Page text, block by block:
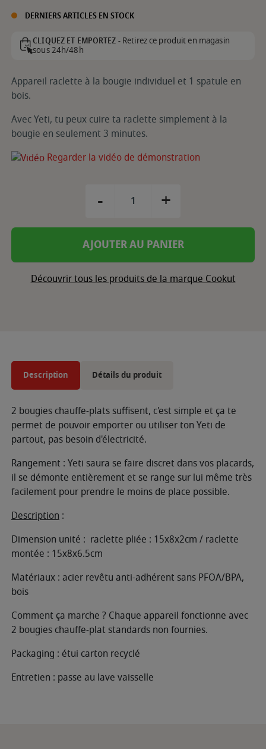
DERNIERS ARTICLES EN STOCK
CLIQUEZ ET EMPORTEZ -Retirez ce produit en magasin
sous 24h/48h
Appareil raclette à la bougie individuel et 1 spatule en
bois.
Avec Yeti, tu peux cuire ta raclette simplement à la
bougie en seulement 3 minutes.
Regarder la vidéo de démonstration
- +
AJOUTER AU PANIER
Découvrir tous les produits de la marque Cookut
Description Détails du produit
2 bougies chauffe-plats suffisent, c'est simple et ça te
permet de pouvoir emporter ou utiliser ton Yeti de
partout, pas besoin d'électricité.
Rangement : Yeti saura se faire discret dans vos placards,
il se démonte entièrement et se range sur lui même très
facilement pour prendre le moins de place possible.
Description :
Dimension unité : raclette pliée : 15x8x2cm / raclette
montée : 15x8x6.5cm
Matériaux : acier revêtu anti-adhérent sans PFOA/BPA,
bois
Comment ça marche ? Chaque appareil fonctionne avec
2 bougies chauffe-plat standards non fournies.
Packaging : étui carton recyclé
Entretien : passe au lave vaisselle